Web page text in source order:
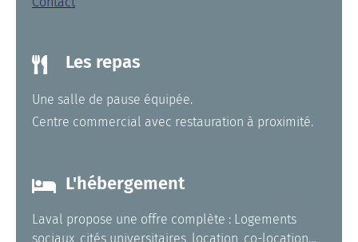
Les repas
Une salle de pause équipée.
Centre commercial avec restauration à proximité.
L'hébergement
Laval propose une offre complète : Logements
sociaux, cités universitaires, location, co-location…